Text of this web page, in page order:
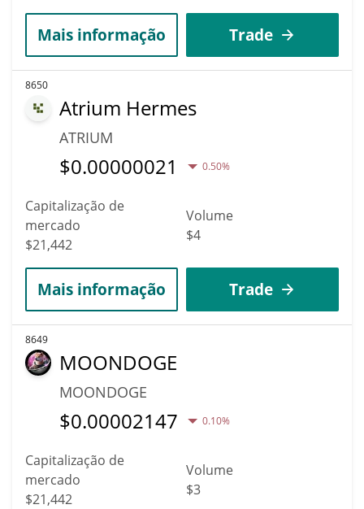
Mais informação Trade
8650
Atrium Hermes
ATRIUM
$0.00000021 0.50%
Capitalização de
mercado
$21,442
Volume
$4
Mais informação Trade
8649
MOONDOGE
MOONDOGE
$0.00002147 0.10%
Capitalização de
mercado
$21,442
Volume
$3